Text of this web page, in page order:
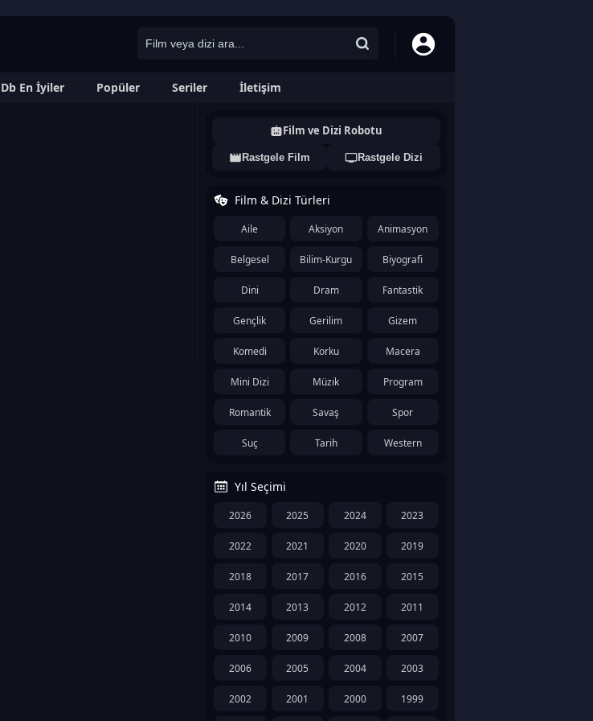
En İyiler Popüler Seriler İletişim
Film ve Dizi Robotu
Rastgele Film Rastgele Dizi
Film & Dizi Türleri
Aile Aksiyon Animasyon
Belgesel Bilim-Kurgu Biyografi
Dini Dram Fantastik
Gençlik Gerilim Gizem
Komedi Korku Macera
Mini Dizi Müzik Program
Romantik Savaş Spor
Suç Tarih Western
Yıl Seçimi
2026 2025 2024 2023
2022 2021 2020 2019
2018 2017 2016 2015
2014 2013 2012 2011
2010 2009 2008 2007
2006 2005 2004 2003
2002 2001 2000 1999